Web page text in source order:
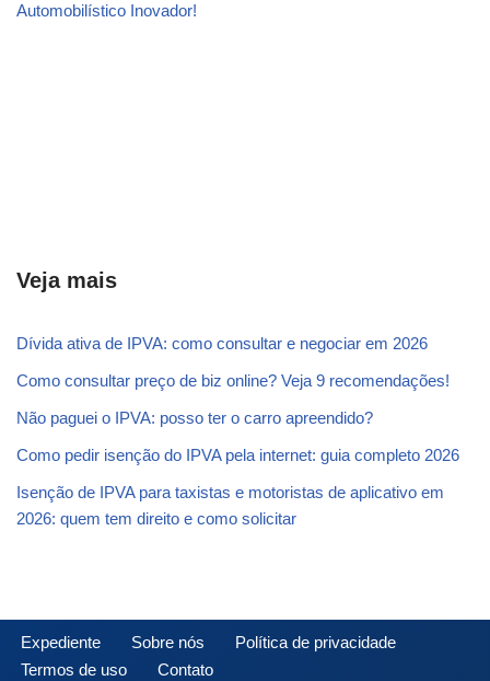
Automobilístico Inovador!
Veja mais
Dívida ativa de IPVA: como consultar e negociar em 2026
Como consultar preço de biz online? Veja 9 recomendações!
Não paguei o IPVA: posso ter o carro apreendido?
Como pedir isenção do IPVA pela internet: guia completo 2026
Isenção de IPVA para taxistas e motoristas de aplicativo em
2026: quem tem direito e como solicitar
Expediente Sobre nós
Política de privacidade
Termos de uso
Contato